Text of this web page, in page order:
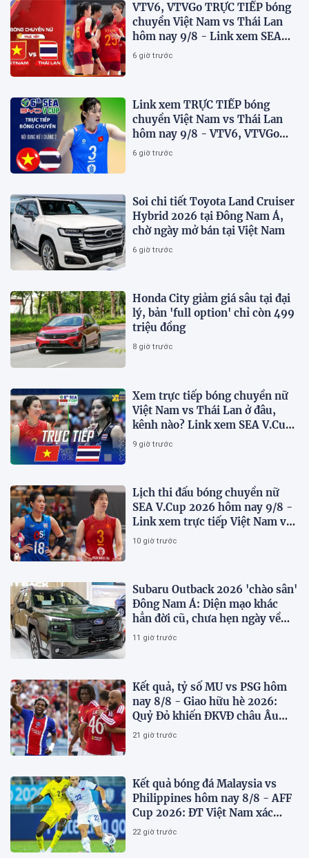
VTV6, VTVGo TRỰC TIẾP bóng
chuyền Việt Nam vs Thái Lan
hôm nay 9/8 - Link xem SEA
V.Cup 2026 mới nhất
6 giờ trước
Link xem TRỰC TIẾP bóng
chuyền Việt Nam vs Thái Lan
hôm nay 9/8 - VTV6, VTVGo
trực tiếp SEA V.Cup 2026 mới
6 giờ trước
Soi chi tiết Toyota Land Cruiser
Hybrid 2026 tại Đông Nam Á,
chờ ngày mở bán tại Việt Nam
6 giờ trước
Honda City giảm giá sâu tại đại
lý, bản 'full option' chỉ còn 499
triệu đồng
8 giờ trước
Xem trực tiếp bóng chuyền nữ
Việt Nam vs Thái Lan ở đâu,
kênh nào? Link xem SEA V.Cup
2026 mới nhất
9 giờ trước
Lịch thi đấu bóng chuyền nữ
SEA V.Cup 2026 hôm nay 9/8 -
Link xem trực tiếp Việt Nam vs
Thái Lan
10 giờ trước
Subaru Outback 2026 'chào sân'
Đông Nam Á: Diện mạo khác
hẳn đời cũ, chưa hẹn ngày về
Việt Nam
11 giờ trước
Kết quả, tỷ số MU vs PSG hôm
nay 8/8 - Giao hữu hè 2026:
Quỷ Đỏ khiến ĐKVĐ châu Âu
toát mồ hôi
21 giờ trước
Kết quả bóng đá Malaysia vs
Philippines hôm nay 8/8 - AFF
Cup 2026: ĐT Việt Nam xác
định đối thủ
22 giờ trước